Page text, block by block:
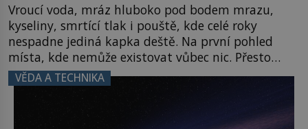
Vroucí voda, mráz hluboko pod bodem mrazu,
kyseliny, smrtící tlak i pouště, kde celé roky
nespadne jediná kapka deště. Na první pohled
místa, kde nemůže existovat vůbec nic. Přesto
právě tady vědci objevují organismy, které
posouvají hranice života. Každý nový nález mění
naše představy o tom, co všechno dokáže příroda a
napovídá, kde bychom jednou […]
VĚDA A TECHNIKA